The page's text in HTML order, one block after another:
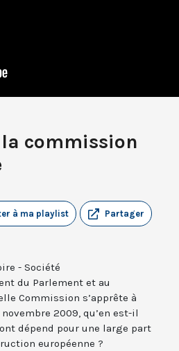
la commission
Partager
à ma playlist
- Société
du Parlement et au
Commission s’apprête à
2009, qu’en est-il
dépend pour une large part
européenne ?